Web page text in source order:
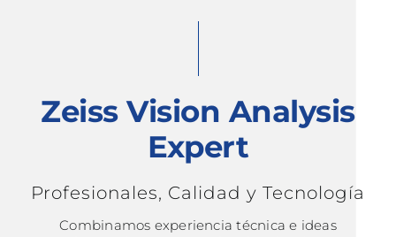
Zeiss Vision Analysis
Expert
Profesionales, Calidad y Tecnología
Combinamos experiencia técnica e ideas